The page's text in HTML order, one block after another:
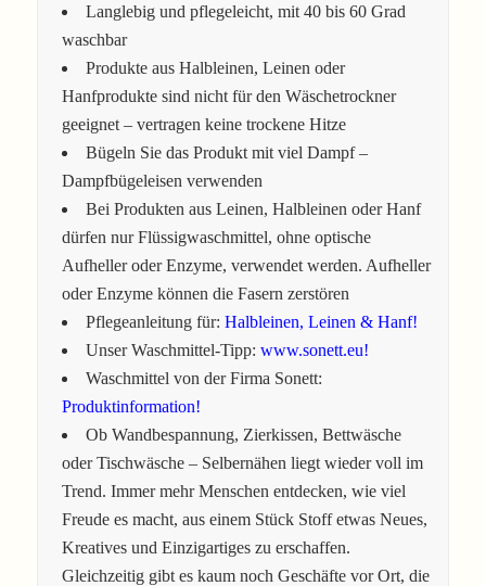
Langlebig und pflegeleicht, mit 40 bis 60 Grad
waschbar
Produkte aus Halbleinen, Leinen oder
Hanfprodukte sind nicht für den Wäschetrockner
geeignet – vertragen keine trockene Hitze
Bügeln Sie das Produkt mit viel Dampf –
Dampfbügeleisen verwenden
Bei Produkten aus Leinen, Halbleinen oder Hanf
dürfen nur Flüssigwaschmittel, ohne optische
Aufheller oder Enzyme, verwendet werden. Aufheller
oder Enzyme können die Fasern zerstören
Pflegeanleitung für: Halbleinen, Leinen & Hanf!
Unser Waschmittel-Tipp: www.sonett.eu!
Waschmittel von der Firma Sonett:
Produktinformation!
Ob Wandbespannung, Zierkissen, Bettwäsche
oder Tischwäsche – Selbernähen liegt wieder voll im
Trend. Immer mehr Menschen entdecken, wie viel
Freude es macht, aus einem Stück Stoff etwas Neues,
Kreatives und Einzigartiges zu erschaffen.
Gleichzeitig gibt es kaum noch Geschäfte vor Ort, die